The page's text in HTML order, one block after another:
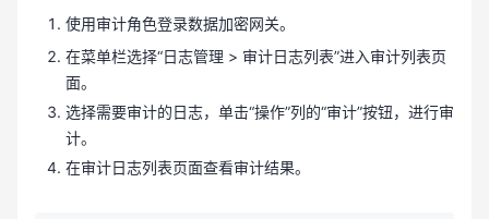
使用审计角色登录数据加密网关。
在菜单栏选择“日志管理 > 审计日志列表”进入审计列表页
面。
选择需要审计的日志，单击“操作”列的“审计”按钮，进行审
计。
在审计日志列表页面查看审计结果。